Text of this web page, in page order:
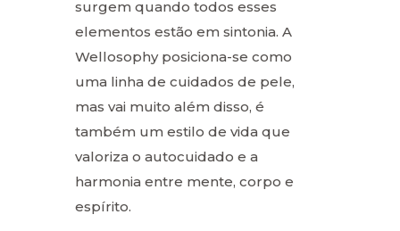
surgem quando todos esses
elementos estão em sintonia. A
Wellosophy posiciona-se como
uma linha de cuidados de pele,
mas vai muito além disso, é
também um estilo de vida que
valoriza o autocuidado e a
harmonia entre mente, corpo e
espírito.